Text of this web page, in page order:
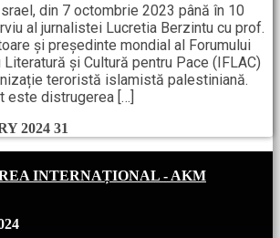
din 7 octombrie 2023 până în 10
al jurnalistei Lucretia Berzintu cu prof.
și președinte mondial al Forumului
și Cultură pentru Pace (IFLAC)
teroristă islamistă palestiniană.
este distrugerea […]
2024 31
INTERNAȚIONAL - AKM